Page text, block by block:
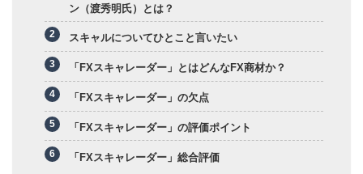
ン（渡秀明氏）とは？
スキャルについてひとこと言いたい
「FXスキャレーダー」とはどんなFX商材か？
「FXスキャレーダー」の欠点
「FXスキャレーダー」の評価ポイント
「FXスキャレーダー」総合評価